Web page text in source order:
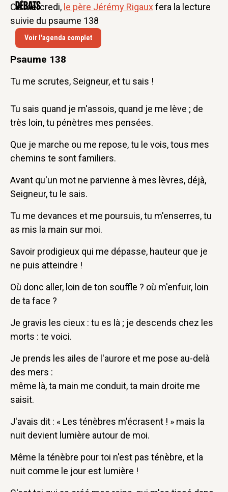
débats
Voir l'agenda complet
Ce mercredi, le père Jérémy Rigauxfera la lecture
suivie du psaume 138
Psaume 138
Tu me scrutes, Seigneur, et tu sais !
Tu sais quand je m'assois, quand je me lève ; de
très loin, tu pénètres mes pensées.
Que je marche ou me repose, tu le vois, tous mes
chemins te sont familiers.
Avant qu'un mot ne parvienne à mes lèvres, déjà,
Seigneur, tu le sais.
Tu me devances et me poursuis, tu m'enserres, tu
as mis la main sur moi.
Savoir prodigieux qui me dépasse, hauteur que je
ne puis atteindre !
Où donc aller, loin de ton souffle ? où m'enfuir, loin
de ta face ?
Je gravis les cieux : tu es là ; je descends chez les
morts : te voici.
Je prends les ailes de l'aurore et me pose au-delà
des mers :
même là, ta main me conduit, ta main droite me
saisit.
J'avais dit : « Les ténèbres m'écrasent ! » mais la
nuit devient lumière autour de moi.
Même la ténèbre pour toi n'est pas ténèbre, et la
nuit comme le jour est lumière !